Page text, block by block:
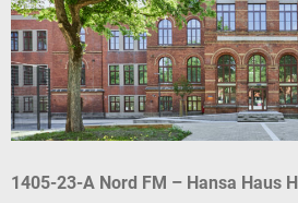
1405-23-A Nord FM – Hansa Haus